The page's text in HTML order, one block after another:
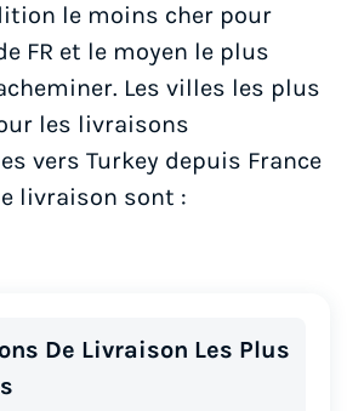
le moins cher pour
FR et le moyen le plus
Les villes les plus
les livraisons
vers Turkey depuis France
livraison sont :
De Livraison Les Plus